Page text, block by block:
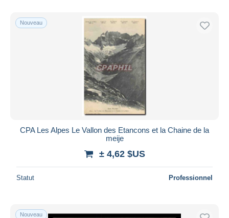
Uniquement en réduction
Livraison gratuite
Méthodes de paiement
Virement bancaire
iDeal
Nouveau
CPA Les Alpes Le Vallon des Etancons et la Chaine de la
meije
± 4,62 $US
Statut Professionnel
Nouveau